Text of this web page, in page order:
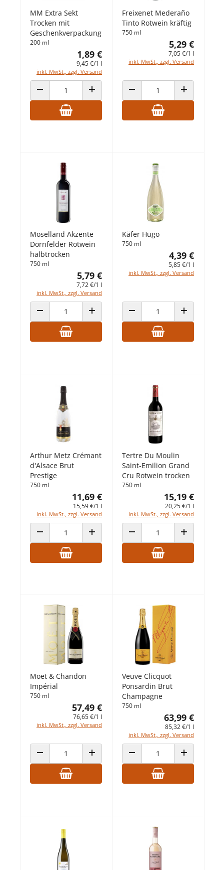
MM Extra Sekt
Trocken mit
Geschenkverpackung
200 ml
1,89 €
9,45 €/1 l
inkl. MwSt., zzgl. Versand
ANZAHL VERRINGERNANZAHL ERHÖHEN
Freixenet Mederaño
Tinto Rotwein kräftig
750 ml
5,29 €
7,05 €/1 l
inkl. MwSt., zzgl. Versand
ANZAHL VERRINGERNANZAHL
Moselland Akzente
Dornfelder Rotwein
halbtrocken
750 ml
5,79 €
7,72 €/1 l
inkl. MwSt., zzgl. Versand
ANZAHL VERRINGERNANZAHL ERHÖHEN
Käfer Hugo
750 ml
4,39 €
5,85 €/1 l
inkl. MwSt., zzgl. Versand
ANZAHL VERRINGERNANZAHL
Arthur Metz Crémant
d'Alsace Brut
Prestige
750 ml
11,69 €
15,59 €/1 l
inkl. MwSt., zzgl. Versand
ANZAHL VERRINGERNANZAHL ERHÖHEN
Tertre Du Moulin
Saint-Emilion Grand
Cru Rotwein trocken
750 ml
15,19 €
20,25 €/1 l
inkl. MwSt., zzgl. Versand
ANZAHL VERRINGERNANZAHL
Moet & Chandon
Impérial
750 ml
57,49 €
76,65 €/1 l
inkl. MwSt., zzgl. Versand
ANZAHL VERRINGERNANZAHL ERHÖHEN
Veuve Clicquot
Ponsardin Brut
Champagne
750 ml
63,99 €
85,32 €/1 l
inkl. MwSt., zzgl. Versand
ANZAHL VERRINGERNANZAHL